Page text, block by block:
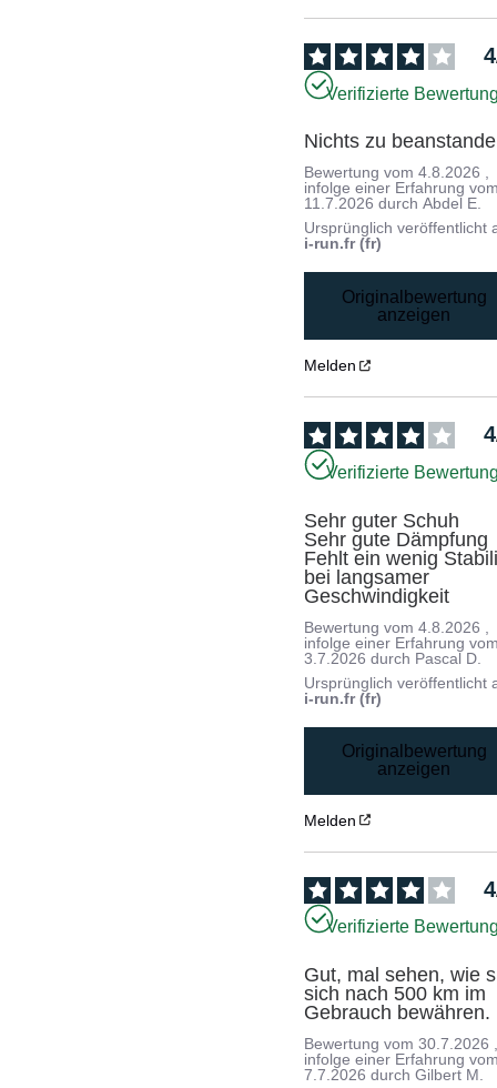
4
Verifizierte
Nichts zu
Bewertung vom4.8.2026
infolge einer Erfahrung
11.7.2026 durchAbdel E.
Ursprünglich veröffentlicht
i-run.fr (fr)
Originalbewertung
anzeigen
Melden
4
Verifizierte
Sehr guter Schuh
Sehr gute Dämpfung
Fehlt ein wenig
bei langsamer
Geschwindigkeit
Bewertung vom4.8.2026
infolge einer Erfahrung
3.7.2026 durch Pascal D.
Ursprünglich veröffentlicht
i-run.fr (fr)
Originalbewertung
anzeigen
Melden
4
Verifizierte
Gut, mal sehen, wie
sich nach 500 km im
Gebrauch bewähren.
Bewertung vom30.7.2026
infolge einer Erfahrung
7.7.2026 durchGilbert M.